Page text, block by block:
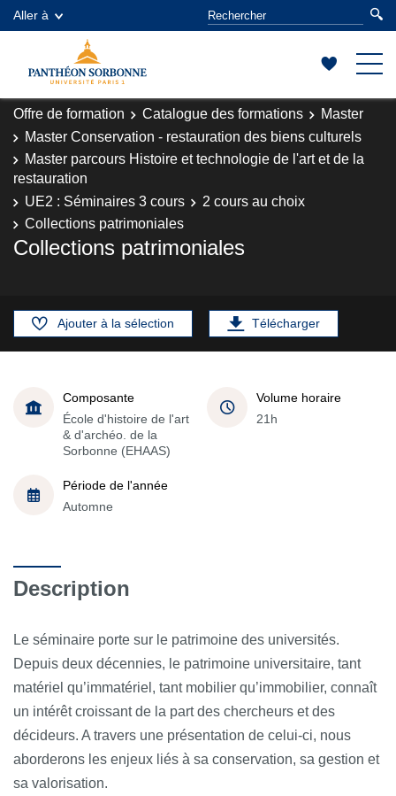
Aller à
Offre de formation Catalogue des formations
Master
Master Conservation - restauration des biens culturels
Master parcours Histoire et technologie de l'art et de la
restauration
UE2 : Séminaires 3 cours
2 cours au choix
Collections patrimoniales
Collections patrimoniales
Ajouter à la sélection Télécharger
Composante
École d'histoire de l'art
& d'archéo. de la
Sorbonne (EHAAS)
Volume horaire
21h
Période de l'année
Automne
Description
Le séminaire porte sur le patrimoine des universités.
Depuis deux décennies, le patrimoine universitaire, tant
matériel qu’immatériel, tant mobilier qu’immobilier, connaît
un intérêt croissant de la part des chercheurs et des
décideurs. A travers une présentation de celui-ci, nous
aborderons les enjeux liés à sa conservation, sa gestion et
sa valorisation.